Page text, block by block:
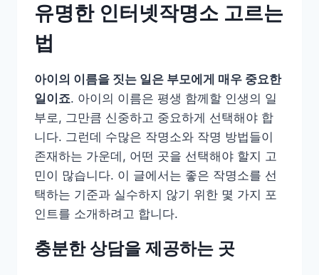
유명한 인터넷작명소 고르는
법
아이의 이름을 짓는 일은 부모에게 매우 중요한
일이죠. 아이의 이름은 평생 함께할 인생의 일
부로, 그만큼 신중하고 중요하게 선택해야 합
니다. 그런데 수많은 작명소와 작명 방법들이
존재하는 가운데, 어떤 곳을 선택해야 할지 고
민이 많습니다. 이 글에서는 좋은 작명소를 선
택하는 기준과 실수하지 않기 위한 몇 가지 포
인트를 소개하려고 합니다.
충분한 상담을 제공하는 곳